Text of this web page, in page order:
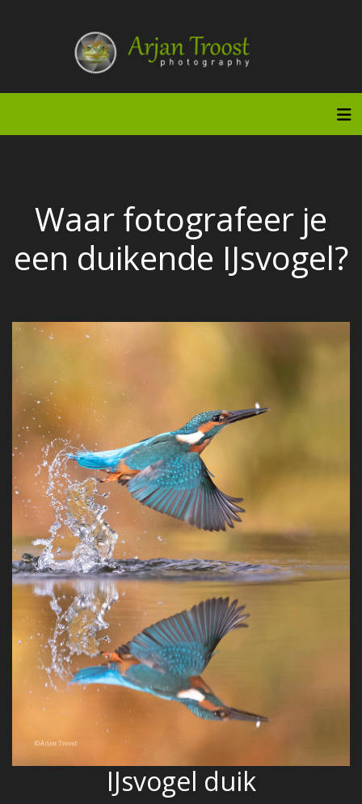
Waar fotografeer je
een duikende IJsvogel?
IJsvogel duik